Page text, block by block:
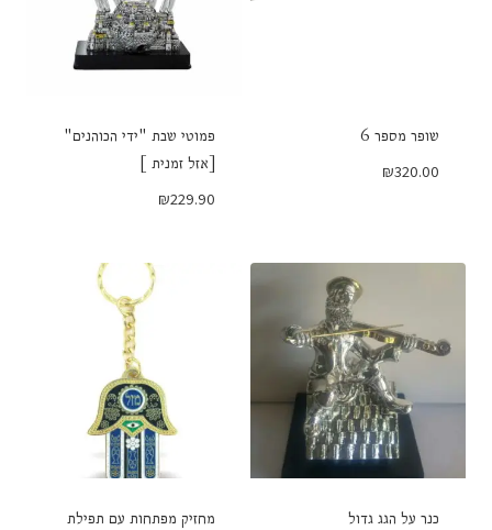
שופר מספר 6
₪320.00
פמוטי שבת "ידי הכוהנים"
[אזל זמנית ]
₪229.90
כנר על הגג גדול
מחזיק מפתחות עם תפילת